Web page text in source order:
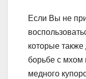
Если Вы не
которые
борьбе с мхом
медного